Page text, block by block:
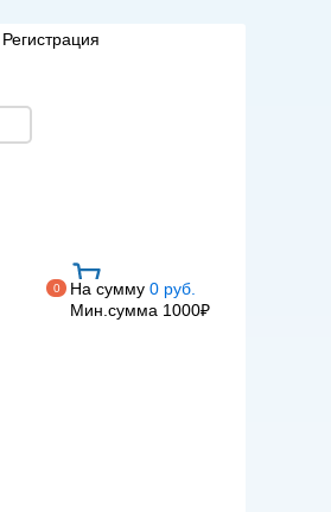
Регистрация
0 На сумму 0 руб.
Мин.сумма 1000₽